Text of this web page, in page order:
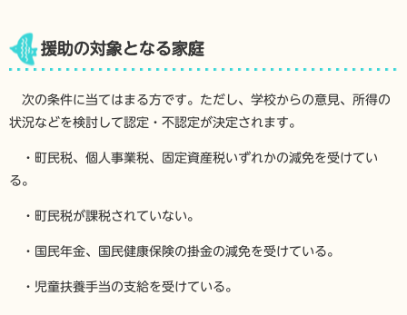
援助の対象となる家庭
次の条件に当てはまる方です。ただし、学校からの意見、所得の
状況などを検討して認定・不認定が決定されます。
・町民税、個人事業税、固定資産税いずれかの減免を受けてい
る。
・町民税が課税されていない。
・国民年金、国民健康保険の掛金の減免を受けている。
・児童扶養手当の支給を受けている。